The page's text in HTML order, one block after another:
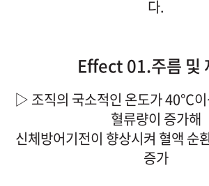
다.
Effect 01.주름 및
▷ 조직의 국소적인 온도가 40℃이
혈류량이 증가해
신체방어기전이 향상시켜 혈액 순
증가